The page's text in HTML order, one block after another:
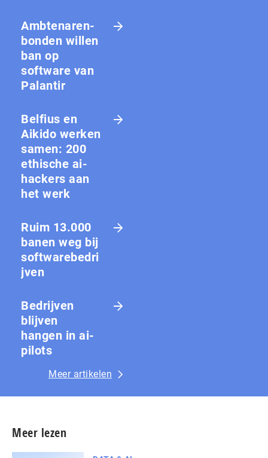
Amb­te­na­ren­
bon­den willen
ban op
software van
Palantir
Belfius en
Aikido werken
samen: 200
ethische ai-
hackers aan
het werk
Ruim 13.000
banen weg bij
softwarebedri
jven
Bedrijven
blijven
hangen in ai-
pilots
Meer artikelen
Meer lezen